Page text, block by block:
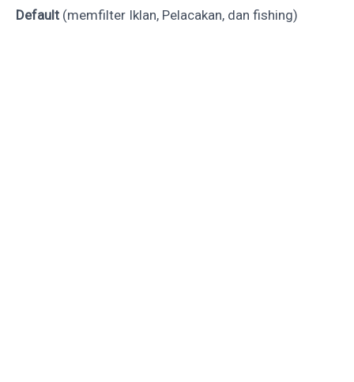
Default (memfilter Iklan, Pelacakan, dan fishing)